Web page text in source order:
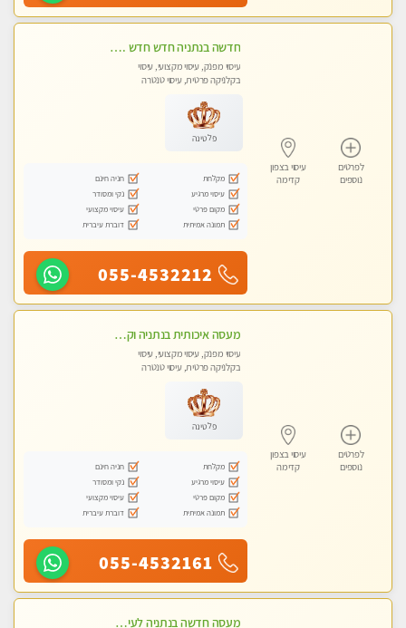
לפרטים
נוספים
עיסוי בצפון
קדימה
חדשה בנתניה חדש חדש .כל סוגי העיסויים במקום הכי מושלם בעיר . highly recommended..new in the city
עיסוי מפנק, עיסוי מקצועי, עיסוי
בקלניקה פרטית, עיסוי טנטרה
פלטינה
מקלחת
חניה חינם
עיסוי מרגיע
נקי ומסודר
מקום פרטי
עיסוי מקצועי
תמונה אמיתית
דוברת עיברית
055-4532212
לפרטים
נוספים
עיסוי בצפון
קדימה
מעסה איכותית בנתניה וקלאסית מזמינה אותך לעיסוי נעים מפנק ומרגיע
עיסוי מפנק, עיסוי מקצועי, עיסוי
בקלניקה פרטית, עיסוי טנטרה
פלטינה
מקלחת
חניה חינם
עיסוי מרגיע
נקי ומסודר
מקום פרטי
עיסוי מקצועי
תמונה אמיתית
דוברת עיברית
055-4532161
מעסה חדשה בנתניה לעיסוי מיוחד ואיכותי. הנאה מובטחת !